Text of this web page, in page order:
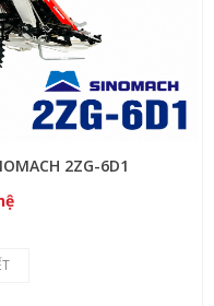
2ZG-6D1